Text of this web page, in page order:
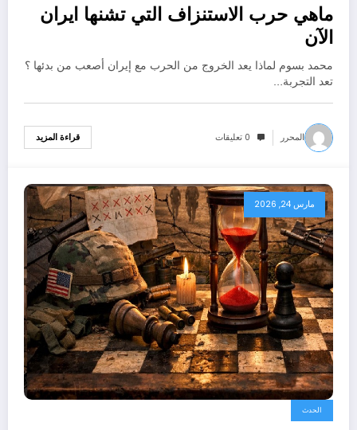
ماهي حرب الاستنزاف التي تشنها ايران
الآن
محمد بسوم لماذا يعد الخروج من الحرب مع إيران أصعب من بدئها ؟
تعد التجربة…
المحرر 0 تعليقات قراءة المزيد
مارس 24, 2026
الحدث